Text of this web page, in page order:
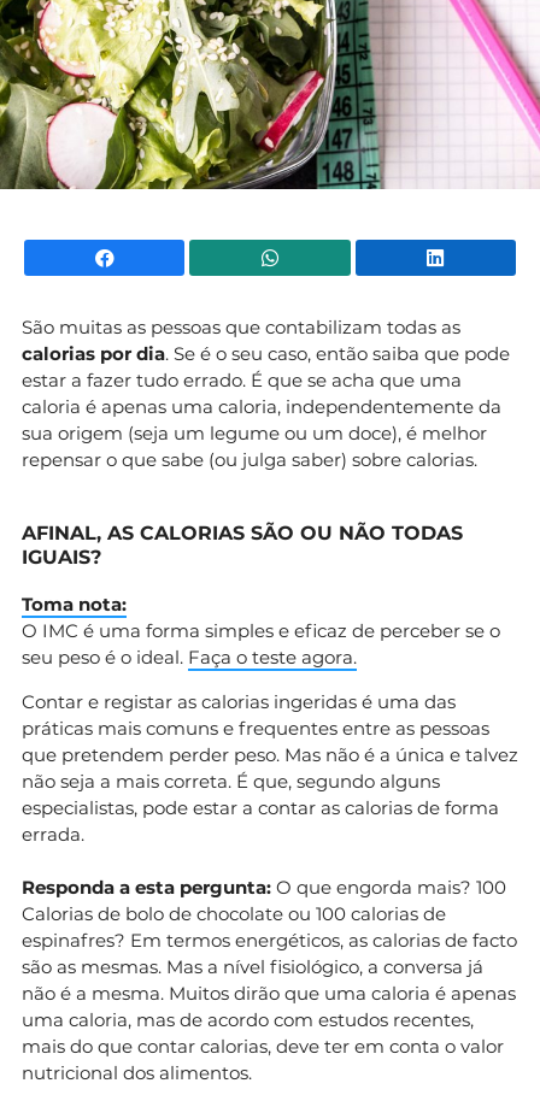
Facebook WhatsApp
São muitas as pessoas que contabilizam todas as
calorias por dia. Se é o seu caso, então saiba que pode
estar a fazer tudo errado. É que se acha que uma
caloria é apenas uma caloria, independentemente da
sua origem (seja um legume ou um doce), é melhor
repensar o que sabe (ou julga saber) sobre calorias.
AFINAL, AS CALORIAS SÃO OU NÃO TODAS
IGUAIS?
Toma nota:
O IMC é uma forma simples e eficaz de perceber se o
seu peso é o ideal. Faça o teste agora.
Contar e registar as calorias ingeridas é uma das
práticas mais comuns e frequentes entre as pessoas
que pretendem perder peso. Mas não é a única e talvez
não seja a mais correta. É que, segundo alguns
especialistas, pode estar a contar as calorias de forma
errada.
Responda a esta pergunta: O que engorda mais? 100
Calorias de bolo de chocolate ou 100 calorias de
espinafres? Em termos energéticos, as calorias de facto
são as mesmas. Mas a nível fisiológico, a conversa já
não é a mesma. Muitos dirão que uma caloria é apenas
uma caloria, mas de acordo com estudos recentes,
mais do que contar calorias, deve ter em conta o valor
nutricional dos alimentos.